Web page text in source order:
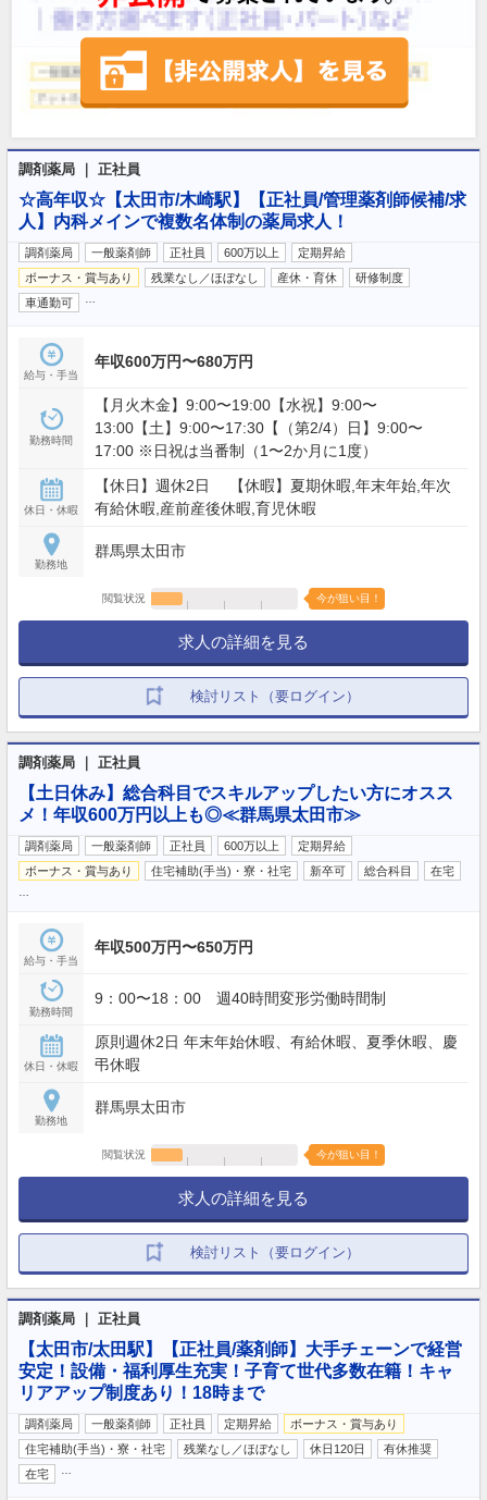
調剤薬局 ｜ 正社員
☆高年収☆【太田市/木崎駅】【正社員/管理薬剤師候補/求
人】内科メインで複数名体制の薬局求人！
調剤薬局 一般薬剤師 正社員 600万以上
定期昇給
ボーナス・賞与あり
残業なし／ほぼなし 産休・育休
研修制度
車通勤可
給与・手当
年収600万円〜680万円
勤務時間
【月火木金】9:00〜19:00【水祝】9:00〜
13:00【土】9:00〜17:30【（第2/4）日】9:00〜
17:00 ※日祝は当番制（1〜2か月に1度）
休日・休暇
【休日】週休2日 【休暇】夏期休暇,年末年始,年次
有給休暇,産前産後休暇,育児休暇
勤務地
群馬県太田市
閲覧状況 今が狙い目！
求人の詳細を見る
検討リスト（要ログイン）
調剤薬局 ｜ 正社員
【土日休み】総合科目でスキルアップしたい方にオスス
メ！年収600万円以上も◎≪群馬県太田市≫
調剤薬局 一般薬剤師 正社員 600万以上
定期昇給
ボーナス・賞与あり
住宅補助(手当)・寮・社宅 新卒可 総合科目 在宅
給与・手当
年収500万円〜650万円
勤務時間
9：00〜18：00 週40時間変形労働時間制
休日・休暇
原則週休2日 年末年始休暇、有給休暇、夏季休暇、慶
弔休暇
勤務地
群馬県太田市
閲覧状況 今が狙い目！
求人の詳細を見る
検討リスト（要ログイン）
調剤薬局 ｜ 正社員
【太田市/太田駅】【正社員/薬剤師】大手チェーンで経営
安定！設備・福利厚生充実！子育て世代多数在籍！キャ
リアアップ制度あり！18時まで
調剤薬局 一般薬剤師 正社員 定期昇給
ボーナス・賞与あり
住宅補助(手当)・寮・社宅
残業なし／ほぼなし 休日120日
有休推奨
在宅